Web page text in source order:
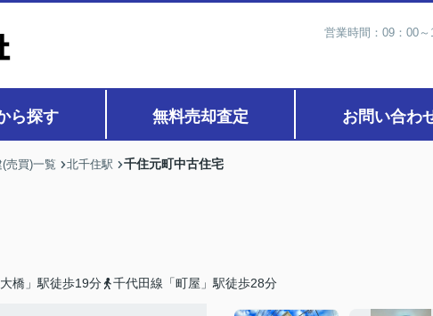
営業時間：09：00
ら探す 無料売却査定 お問い合わ
売買)一覧 北千住駅 千住元町中古住宅
橋」駅徒歩19分 千代田線「町屋」駅徒歩28分